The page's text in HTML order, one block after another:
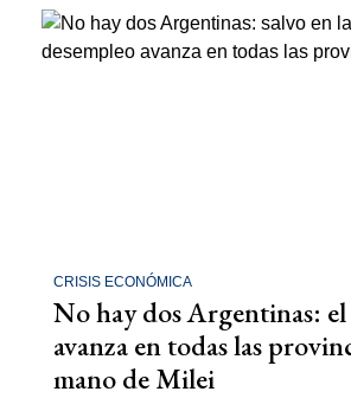
CRISIS ECONÓMICA
No hay dos Argentinas: el
avanza en todas las
mano de Milei